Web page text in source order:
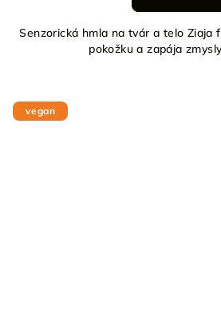
Senzorická hmla na tvár a telo Ziaja
pokožku a zapája
vegan